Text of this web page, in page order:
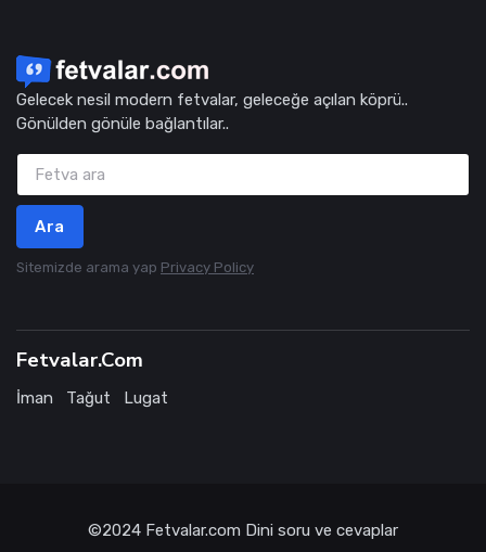
Gelecek nesil modern fetvalar, geleceğe açılan köprü..
Gönülden gönüle bağlantılar..
Ara
Sitemizde arama yap Privacy Policy
Fetvalar.Com
İman Tağut Lugat
©2024 Fetvalar.com Dini soru ve cevaplar